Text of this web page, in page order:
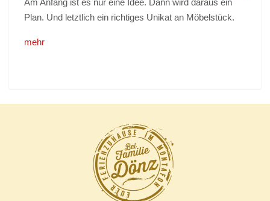
Plan. Und letztlich ein richtiges Unikat an Möbelstück.
mehr